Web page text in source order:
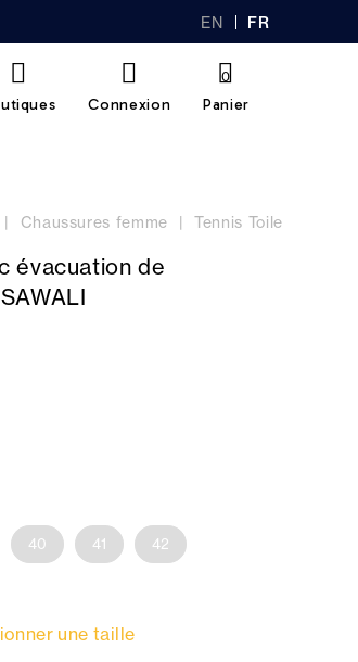
EN FR
Connexion Panier
0
Chaussures femme Tennis Toile
évacuation de
40 41 42
une taille